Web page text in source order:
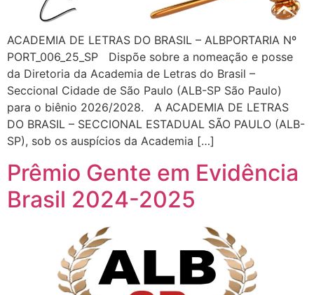
ACADEMIA DE LETRAS DO BRASIL – ALBPORTARIA Nº
PORT_006_25_SP Dispõe sobre a nomeação e posse
da Diretoria da Academia de Letras do Brasil –
Seccional Cidade de São Paulo (ALB-SP São Paulo)
para o biênio 2026/2028. A ACADEMIA DE LETRAS
DO BRASIL – SECCIONAL ESTADUAL SÃO PAULO (ALB-
SP), sob os auspícios da Academia […]
Prêmio Gente em Evidência
Brasil 2024-2025